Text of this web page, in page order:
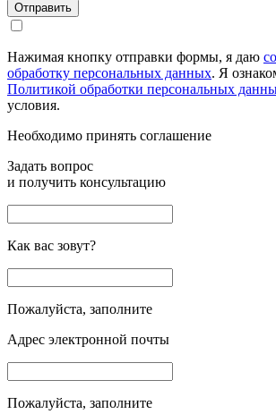
Отправить
Нажимая кнопку отправки формы, я даю
обработку персональных данных. Я
Политикой обработки персональных
условия.
Необходимо принять соглашение
Задать вопрос
и получить консультацию
Как вас зовут?
Пожалуйста, заполните
Адрес электронной почты
Пожалуйста, заполните